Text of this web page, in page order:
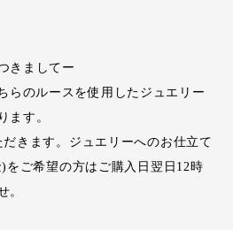
きましてー
らのルースを使用したジュエリー
ます。
きます。ジュエリーへのお仕立て
をご希望の方はご購入日翌日12時
。